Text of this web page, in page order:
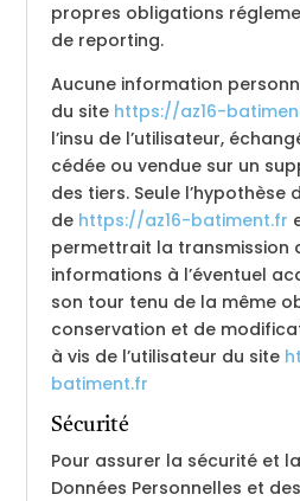
propres obligations
de reporting.
Aucune information
du site https://az16-
l’insu de l’utilisateur,
cédée ou vendue sur un
des tiers. Seule l’hypothèse
de https://az16-batiment.fr
permettrait la transmission
informations à l’éventuel
son tour tenu de la même
conservation et de
à vis de l’utilisateur du site
batiment.fr
Sécurité
Pour assurer la sécurité et
Données Personnelles et